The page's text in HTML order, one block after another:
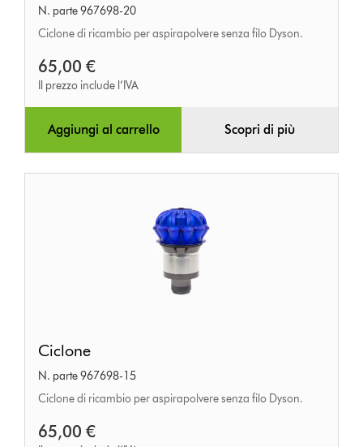
N. parte 967698-20
Ciclone di ricambio per aspirapolvere senza filo Dyson.
65,00 €
Il prezzo include l’IVA
Aggiungi al carrello Scopri di più
Ciclone
N. parte 967698-15
Ciclone di ricambio per aspirapolvere senza filo Dyson.
65,00 €